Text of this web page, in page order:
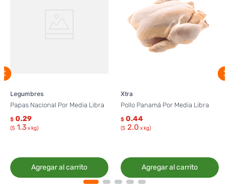
Legumbres
Papas Nacional Por Media Libra
$ 0.29
($ 1.3x kg)
Agregar al carrito
Xtra
Pollo Panamá Por Media Libra
$ 0.44
($ 2.0 x kg)
Agregar al carrito